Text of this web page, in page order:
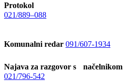
Protokol
021/889–088
Komunalni redar 091/607-1934
Najava za razgovor s načelnikom
021/796-542